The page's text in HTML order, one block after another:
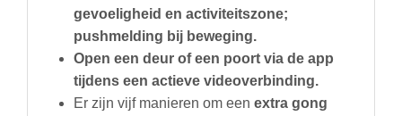
gevoeligheid en activiteitszone;
pushmelding bij beweging.
Open een deur of een poort via de app
tijdens een actieve videoverbinding.
Er zijn vijf manieren om een extra gong